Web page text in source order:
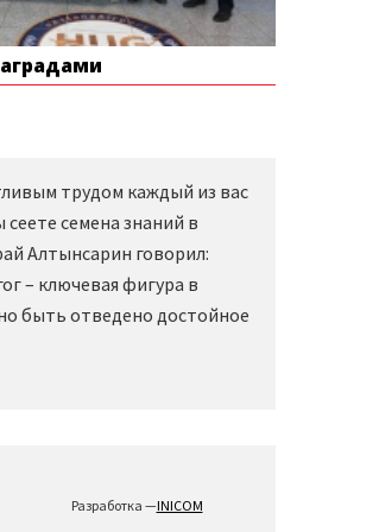
трудом каждый из вас
семена знаний в
Алтынсарин говорил:
– ключевая фигура в
быть отведено достойное
Разработка —INICOM